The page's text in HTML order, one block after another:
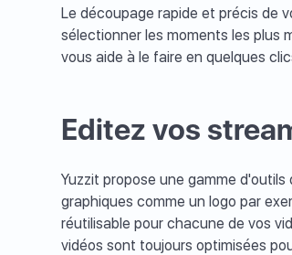
Le découpage rapide et précis de
sélectionner les moments les plus
vous aide à le faire en quelques
Editez vos
Yuzzit propose une gamme
graphiques comme un logo par
réutilisable pour chacune de vos
vidéos sont toujours optimisées